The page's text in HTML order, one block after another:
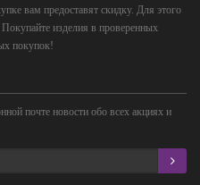
вам предоставят скидку. Для этого
изделия в проверенных
покупок!
почте новости обо всех акциях и